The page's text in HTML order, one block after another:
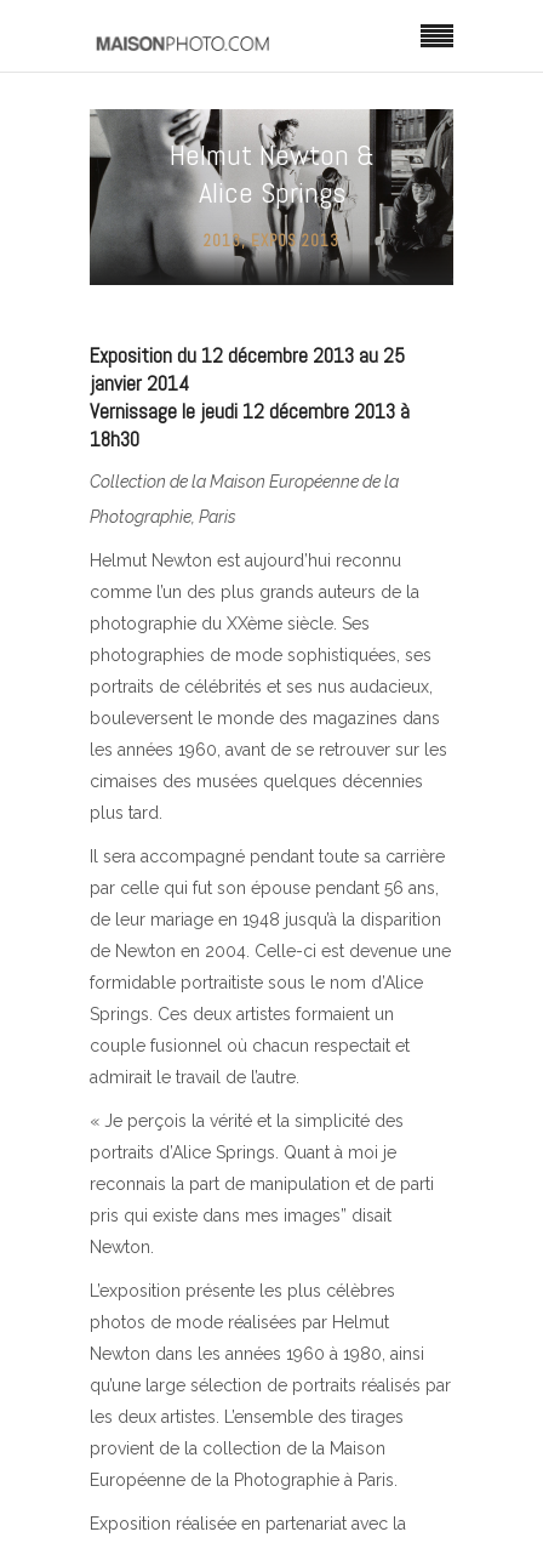
Helmut Newton &
Alice Springs
2013,EXPOS 2013
Exposition du 12 décembre 2013 au 25
janvier 2014
Vernissage le jeudi 12 décembre 2013 à
18h30
Collection de la Maison Européenne de la
Photographie, Paris
Helmut Newton est aujourd’hui reconnu
comme l’un des plus grands auteurs de la
photographie du XXème siècle. Ses
photographies de mode sophistiquées, ses
portraits de célébrités et ses nus audacieux,
bouleversent le monde des magazines dans
les années 1960, avant de se retrouver sur les
cimaises des musées quelques décennies
plus tard.
Il sera accompagné pendant toute sa carrière
par celle qui fut son épouse pendant 56 ans,
de leur mariage en 1948 jusqu’à la disparition
de Newton en 2004. Celle-ci est devenue une
formidable portraitiste sous le nom d’Alice
Springs. Ces deux artistes formaient un
couple fusionnel où chacun respectait et
admirait le travail de l’autre.
« Je perçois la vérité et la simplicité des
portraits d’Alice Springs. Quant à moi je
reconnais la part de manipulation et de parti
pris qui existe dans mes images” disait
Newton.
L’exposition présente les plus célèbres
photos de mode réalisées par Helmut
Newton dans les années 1960 à 1980, ainsi
qu’une large sélection de portraits réalisés par
les deux artistes. L’ensemble des tirages
provient de la collection de la Maison
Européenne de la Photographie à Paris.
Exposition réalisée en partenariat avec la